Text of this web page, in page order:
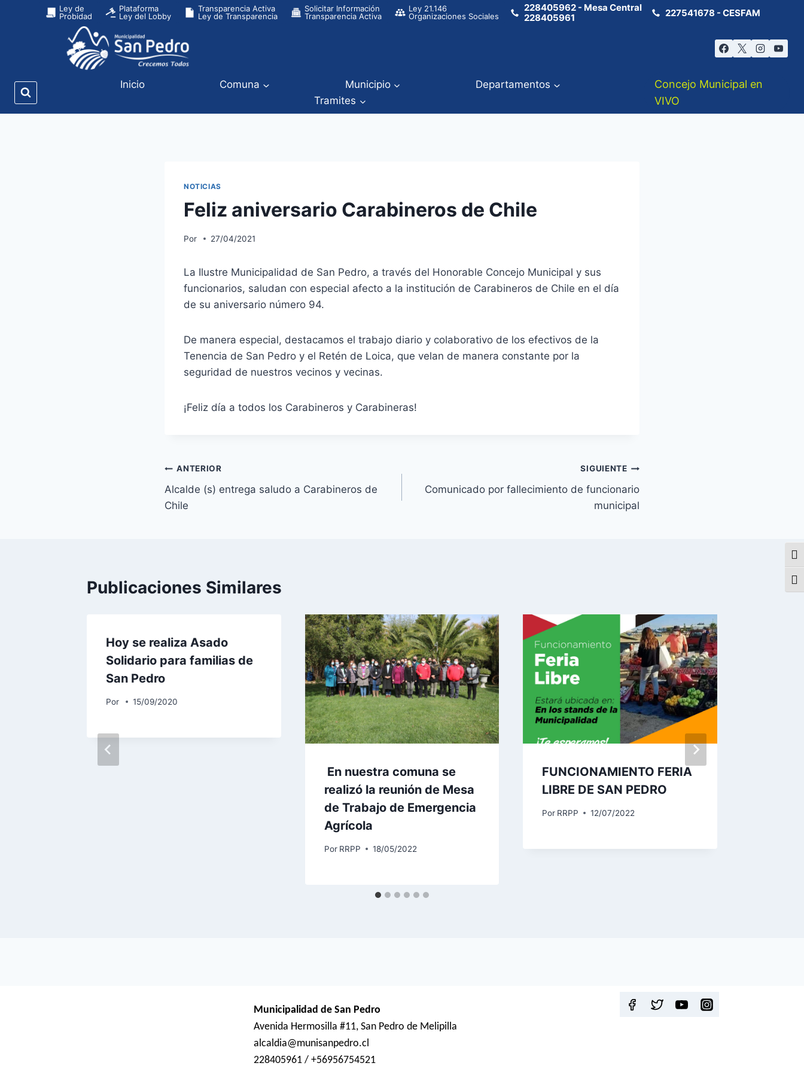
Ley de
Probidad
Plataforma
Ley del Lobby
Transparencia Activa
Ley de Transparencia
Solicitar Información
Transparencia Activa
Ley 21.146
Organizaciones Sociales
228405962 - Mesa Central
228405961
227541678 - CESFAM
Inicio Comuna Municipio
Departamentos
Tramites
Concejo Municipal en
VIVO
NOTICIAS
Feliz aniversario Carabineros de Chile
Por 27/04/2021
La Ilustre Municipalidad de San Pedro, a través del Honorable Concejo Municipal y sus
funcionarios, saludan con especial afecto a la institución de Carabineros de Chile en el día
de su aniversario número 94.
De manera especial, destacamos el trabajo diario y colaborativo de los efectivos de la
Tenencia de San Pedro y el Retén de Loica, que velan de manera constante por la
seguridad de nuestros vecinos y vecinas.
¡Feliz día a todos los Carabineros y Carabineras!
ANTERIOR
Alcalde (s) entrega saludo a Carabineros de
Chile
SIGUIENTE
Comunicado por fallecimiento de funcionario
municipal
Publicaciones Similares
Hoy se realiza Asado
Solidario para familias de
San Pedro
Por 15/09/2020
En nuestra comuna se
realizó la reunión de Mesa
de Trabajo de Emergencia
Agrícola
Por RRPP 18/05/2022
FUNCIONAMIENTO FERIA
LIBRE DE SAN PEDRO
Por RRPP 12/07/2022
Municipalidad de San Pedro
Avenida Hermosilla #11, San Pedro de Melipilla
alcaldia@munisanpedro.cl
228405961 / +56956754521